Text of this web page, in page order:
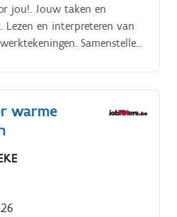
jou!. Jouw taken en
Lezen en interpreteren van
Samenstellen,
warme